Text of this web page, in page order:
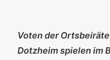
Voten der
Dotzheim spielen im